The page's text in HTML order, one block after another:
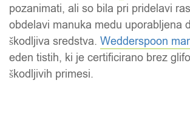
pozanimati, ali so bila pri pridelavi
obdelavi manuka medu uporabljena
škodljiva sredstva. Wedderspoon
eden tistih, ki je certificirano brez
škodljivih primesi.